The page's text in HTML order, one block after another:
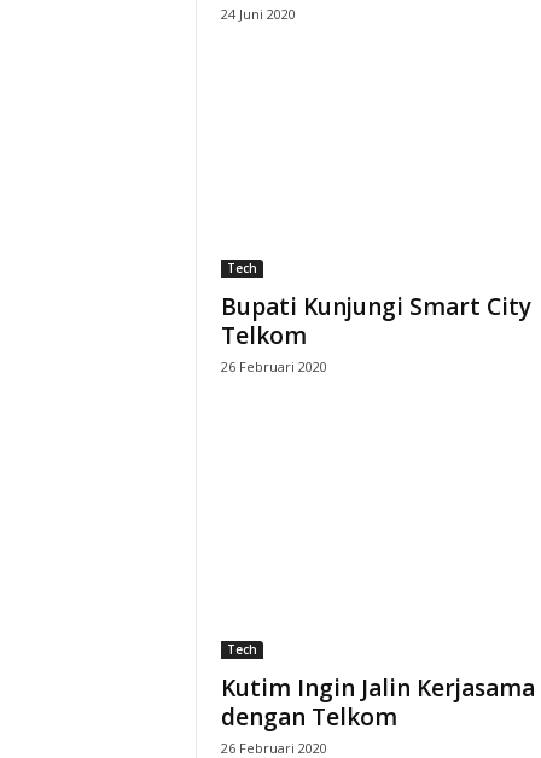
k
e
a
t
D
24 Juni 2020
Tech
Bupati Kunjungi Smart City
Telkom
26 Februari 2020
Tech
Kutim Ingin Jalin Kerjasama
dengan Telkom
26 Februari 2020